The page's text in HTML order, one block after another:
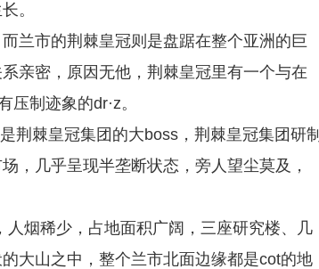
。
兰市的荆棘皇冠则是盘踞在整个亚洲的巨
亲密，原因无他，荆棘皇冠里有一个与在
制迹象的dr·z。
荆棘皇冠集团的大boss，荆棘皇冠集团研制
，几乎呈现半垄断状态，旁人望尘莫及，
烟稀少，占地面积广阔，三座研究楼、几
大山之中，整个兰市北面边缘都是cot的地